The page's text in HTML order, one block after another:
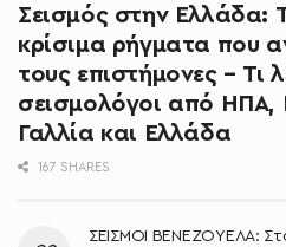
Σεισμός στην Ελλάδα:
κρίσιμα ρήγματα που
τους επιστήμονες – Τι
σεισμολόγοι από ΗΠΑ,
Γαλλία και Ελλάδα
167 SHARES
ΣΕΙΣΜΟΙ ΒΕΝΕΖΟΥΕΛΑ: